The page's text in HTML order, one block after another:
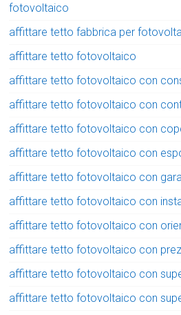
fotovoltaico
affittare tetto fabbrica per
affittare tetto fotovoltaico
affittare tetto fotovoltaico con
affittare tetto fotovoltaico con
affittare tetto fotovoltaico con
affittare tetto fotovoltaico con
affittare tetto fotovoltaico con
affittare tetto fotovoltaico con
affittare tetto fotovoltaico con
affittare tetto fotovoltaico con
affittare tetto fotovoltaico con
affittare tetto fotovoltaico con